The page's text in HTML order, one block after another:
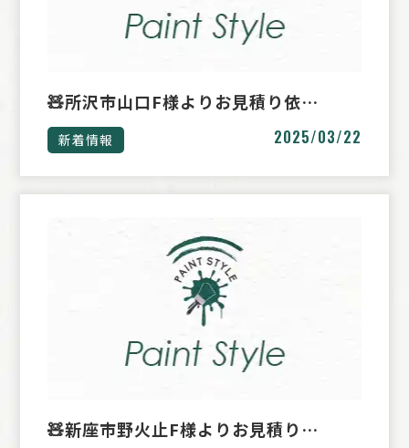
🧸所沢市山口F様よりお見積り依…
新着情報 2025/03/22
🧸新座市野火止F様よりお見積り…